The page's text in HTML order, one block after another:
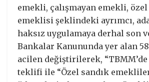
emekli, çalışmayan emekli, özel
emeklisi şeklindeki ayrımcı,
haksız uygulamaya derhal son
Bankalar Kanununda yer alan
acilen değiştirilerek, “TBMM’de
teklifi ile “Özel sandık